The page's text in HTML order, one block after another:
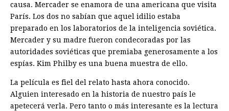
causa. Mercader se enamora de una americana que visita
París. Los dos no sabían que aquel idilio estaba
preparado en los laboratorios de la inteligencia soviética.
Mercader y su madre fueron condecoradas por las
autoridades soviéticas que premiaba generosamente a los
espías. Kim Philby es una buena muestra de ello.
La película es fiel del relato hasta ahora conocido.
Alguien interesado en la historia de nuestro país le
apetecerá verla. Pero tanto o más interesante es la lectura